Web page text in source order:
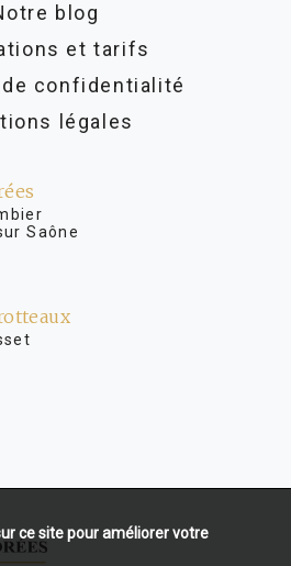
blog
et tarifs
confidentialité
légales
Saône
ce site pour améliorer votre